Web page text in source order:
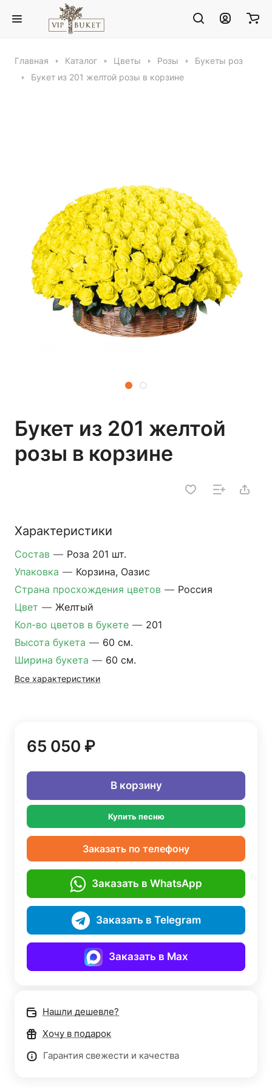
Главная Каталог Цветы Розы
Букеты роз
Букет из 201 желтой розы в корзине
Букет из 201 желтой
розы в корзине
Характеристики
Состав — Роза 201 шт.
Упаковка — Корзина, Оазис
Страна просхождения цветов — Россия
Цвет — Желтый
Кол-во цветов в букете — 201
Высота букета — 60 см.
Ширина букета — 60 см.
Все характеристики
65 050 ₽
В корзину
Купить песню
Заказать по телефону
Заказать в WhatsApp
Заказать в Telegram
Заказать в Max
Нашли дешевле?
Хочу в подарок
Гарантия свежести и качества